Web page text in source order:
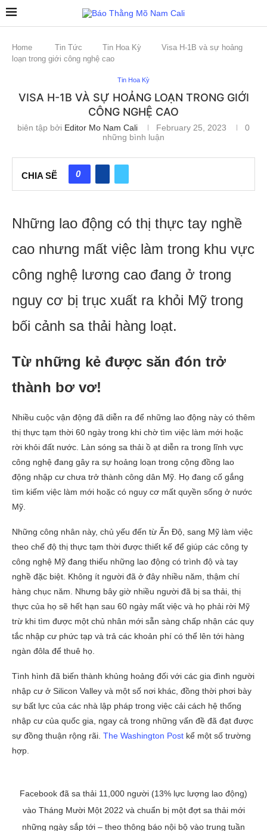
Home Tin Tức Tin Hoa Kỳ
Visa H-1B và sự hoảng
loạn trong giới công nghệ cao
Tin Hoa Kỳ
VISA H-1B VÀ SỰ HOẢNG LOẠN TRONG GIỚI
CÔNG NGHỆ CAO
biên tập bởi Editor Mo Nam Cali February 25, 2023
0
những bình luận
CHIA SẼ 0
Những lao động có thị thực tay nghề
cao nhưng mất việc làm trong khu vực
công nghệ lương cao đang ở trong
nguy cơ bị trục xuất ra khỏi Mỹ trong
bối cảnh sa thải hàng loạt.
Từ những kẻ được săn đón trở
thành bơ vơ!
Nhiều cuộc vận động đã diễn ra để những lao động này có thêm
thị thực tạm thời 60 ngày trong khi chờ tìm việc làm mới hoặc
rời khỏi đất nước. Làn sóng sa thải ồ ạt diễn ra trong lĩnh vực
công nghệ đang gây ra sự hoảng loạn trong cộng đồng lao
động nhập cư chưa trở thành công dân Mỹ. Họ đang cố gắng
tìm kiếm việc làm mới hoặc có nguy cơ mất quyền sống ở nước
Mỹ.
Những công nhân này, chủ yếu đến từ Ấn Độ, sang Mỹ làm việc
theo chế độ thị thực tạm thời được thiết kế để giúp các công ty
công nghệ Mỹ đang thiếu những lao động có trình độ và tay
nghề đặc biệt. Không ít người đã ở đây nhiều năm, thậm chí
hàng chục năm. Nhưng bây giờ nhiều người đã bị sa thải, thị
thực của họ sẽ hết hạn sau 60 ngày mất việc và họ phải rời Mỹ
trừ khi tìm được một chủ nhân mới sẵn sàng chấp nhận các quy
tắc nhập cư phức tạp và trả các khoản phí có thể lên tới hàng
ngàn đôla để thuê họ.
Tình hình đã biến thành khủng hoảng đối với các gia đình người
nhập cư ở Silicon Valley và một số nơi khác, đồng thời phơi bày
sự bất lực của các nhà lập pháp trong việc cải cách hệ thống
nhập cư của quốc gia, ngay cả trong những vấn đề đã đạt được
sự đồng thuận rộng rãi. The Washington Post kể một số trường
hợp.
Facebook đã sa thải 11,000 người (13% lực lượng lao động)
vào Tháng Mười Một 2022 và chuẩn bị một đợt sa thải mới
những ngày sắp tới – theo thông báo nội bộ vào trung tuần